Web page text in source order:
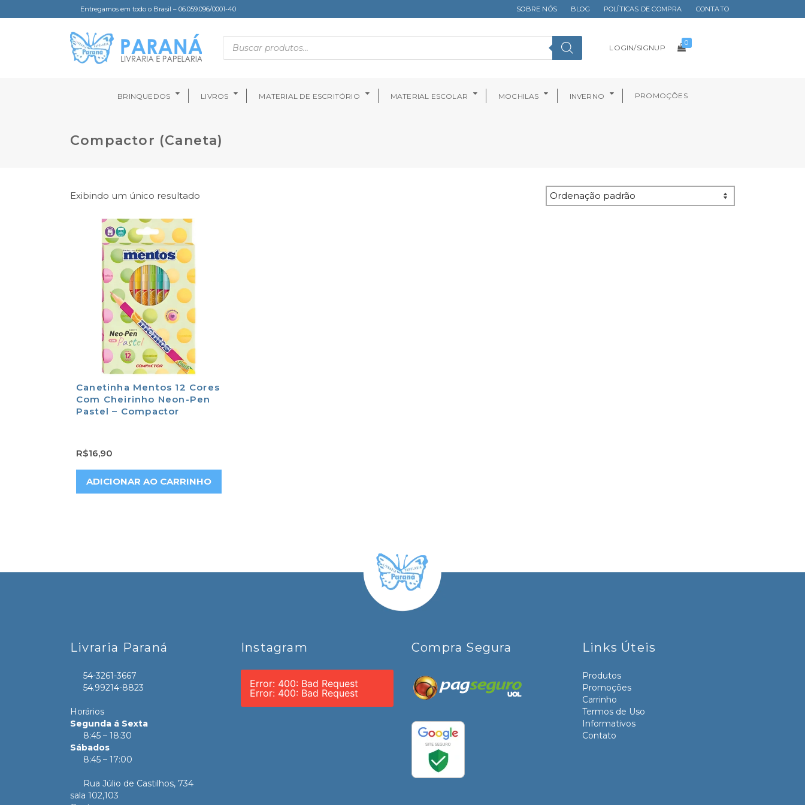
Entregamos em todo o Brasil – 06.059.096/0001-40 SOBRE NÓS BLOG POLÍTICAS DE COMPRA CONTATO
LOGIN/SIGNUP
0
BRINQUEDOS LIVROS MATERIAL DE ESCRITÓRIO MATERIAL ESCOLAR MOCHILAS INVERNO PROMOÇÕES
Compactor (Caneta)
Exibindo um único resultado
Canetinha Mentos 12 Cores
Com Cheirinho Neon-Pen
Pastel – Compactor
R$16,90
ADICIONAR AO CARRINHO
Livraria Paraná
54-3261-3667
54.99214-8823
Horários
Segunda á Sexta
8:45 – 18:30
Sábados
8:45 – 17:00
Rua Júlio de Castilhos, 734
sala 102,103
Instagram
Error: 400: Bad Request
Error: 400: Bad Request
Compra Segura Links Úteis
Produtos
Promoções
Carrinho
Termos de Uso
Informativos
Contato